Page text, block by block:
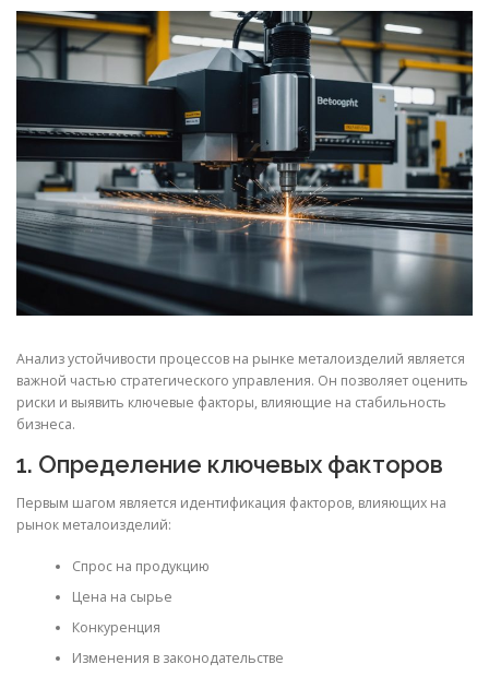
СТАТЬИ
Анализ устойчивости процессов на рынке металоизделий является
важной частью стратегического управления. Он позволяет оценить
риски и выявить ключевые факторы, влияющие на стабильность
бизнеса.
1. Определение ключевых факторов
Первым шагом является идентификация факторов, влияющих на
рынок металоизделий:
Спрос на продукцию
Цена на сырье
Конкуренция
Изменения в законодательстве